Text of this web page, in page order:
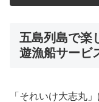
五島列島で楽
遊漁船サービ
「それいけ大志丸